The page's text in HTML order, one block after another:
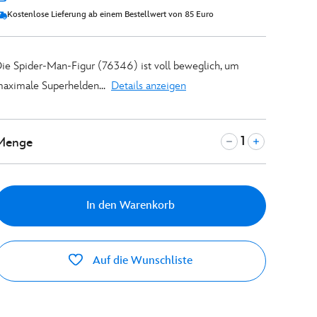
Kostenlose Lieferung ab einem Bestellwert von 85 Euro
Spider-Man-Figur (76346) ist voll beweglich, um
Superhelden... Details anzeigen
In den Warenkorb
Auf die Wunschliste